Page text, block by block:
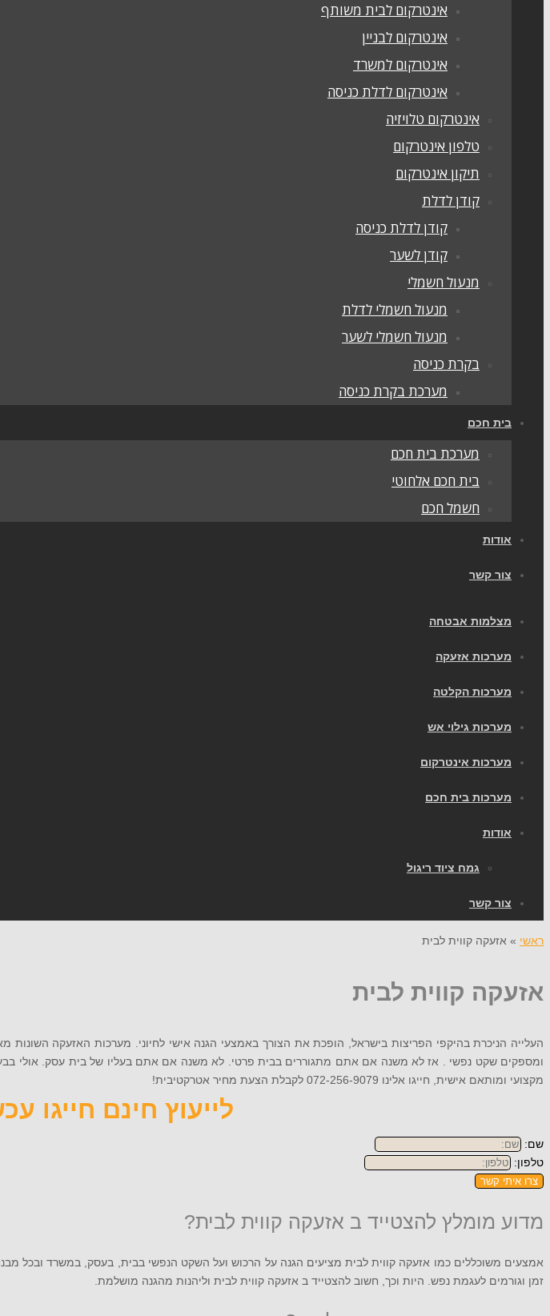
אינטרקום לבית משותף
אינטרקום לבניין
אינטרקום למשרד
אינטרקום לדלת כניסה
אינטרקום טלויזיה
טלפון אינטרקום
תיקון אינטרקום
קודן לדלת
קודן לדלת כניסה
קודן לשער
מנעול חשמלי
מנעול חשמלי לדלת
מנעול חשמלי לשער
בקרת כניסה
מערכת בקרת כניסה
בית חכם
מערכת בית חכם
בית חכם אלחוטי
חשמל חכם
אודות
צור קשר
מצלמות אבטחה
מערכות אזעקה
מערכות הקלטה
מערכות גילוי אש
מערכות אינטרקום
מערכות בית חכם
אודות
גמח ציוד ריגול
צור קשר
ראשי » אזעקה קווית לבית
אזעקה קווית לבית
העלייה הניכרת בהיקפי הפריצות בישראל, הופכת את הצורך באמצעי הגנה אישי לחיוני. מערכות האזעקה
ומספקים שקט נפשי . אז לא משנה אם אתם מתגוררים בבית פרטי. לא משנה אם אתם בעליו של בית עסק. אולי
מקצועי ומותאם אישית, חייגו אלינו 072-256-9079 לקבלת הצעת מחיר אטרקטיבית!
לייעוץ חינם חייגו עכשיו: 072-
שם:
טלפון:
צרו איתי קשר
מדוע מומלץ להצטייד ב אזעקה קווית לבית?
אמצעים משוכללים כמו אזעקה קווית לבית מציעים הגנה על הרכוש ועל השקט הנפשי בבית, בעסק, במשרד ובכל
זמן וגורמים לעגמת נפש. היות וכך, חשוב להצטייד ב אזעקה קווית לבית וליהנות מהגנה מושלמת.